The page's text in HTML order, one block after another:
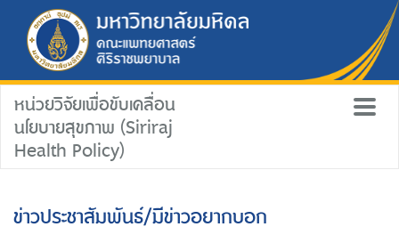
หน่วยวิจัยเพื่อขับเคลื่อน
นโยบายสุขภาพ (Siriraj
Health Policy)
ข่าวประชาสัมพันธ์/มีข่าวอยากบอก